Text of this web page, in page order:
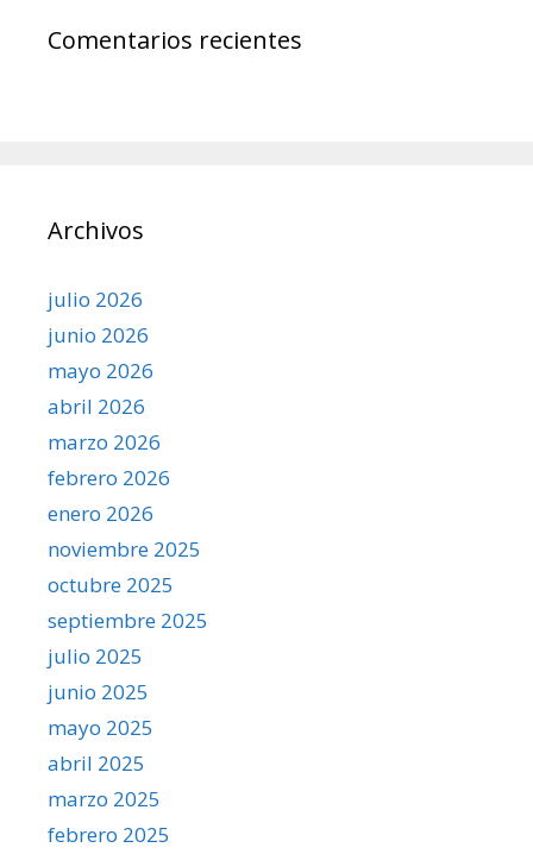
Comentarios recientes
Archivos
julio 2026
junio 2026
mayo 2026
abril 2026
marzo 2026
febrero 2026
enero 2026
noviembre 2025
octubre 2025
septiembre 2025
julio 2025
junio 2025
mayo 2025
abril 2025
marzo 2025
febrero 2025